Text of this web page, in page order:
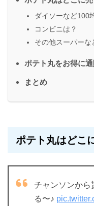
ダイソーなど100
コンビニは？
その他スーパーな
ポテト丸をお得に通
まとめ
ポテト丸はどこ
チャンソンか
る〜♪